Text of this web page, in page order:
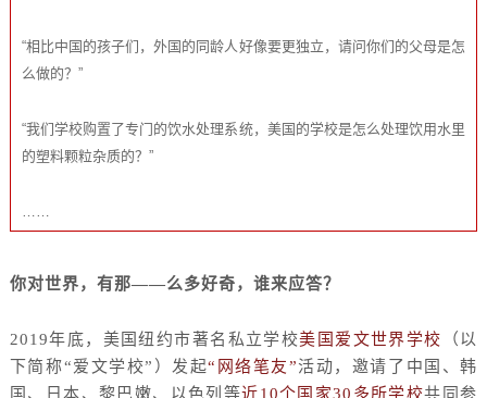
“相比中国的孩子们，外国的同龄人好像要更独立，请问你们的父母是怎
么做的？”
“我们学校购置了专门的饮水处理系统，美国的学校是怎么处理饮用水里
的塑料颗粒杂质的？”
你对世界，有那——么多好奇，谁来应答？
2019年底，美国纽约市著名私立学校美国爱文世界学校
（以
下简称“爱文学校”）发起“网络笔友”活动，邀请了中国、韩
国、日本、黎巴嫩、以色列等近10个国家30多所学校共同参